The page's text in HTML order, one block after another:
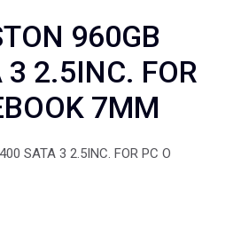
960GB
2.5INC. FOR
7MM
SATA 3 2.5INC. FOR PC O